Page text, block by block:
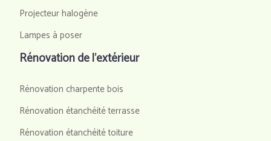
Projecteur halogène
Lampes à poser
Rénovation de l’extérieur
Rénovation charpente bois
Rénovation étanchéité terrasse
Rénovation étanchéité toiture